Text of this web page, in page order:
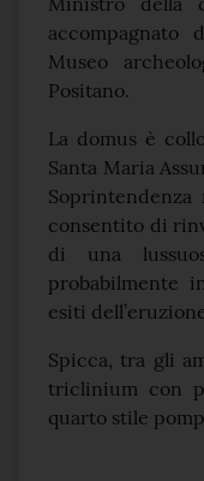
accompagnato
Museo
Positano.
La domus è
Santa Maria
consentito di
di una
probabilmente
esiti
Spicca, tra gli
triclinium con
quarto stile